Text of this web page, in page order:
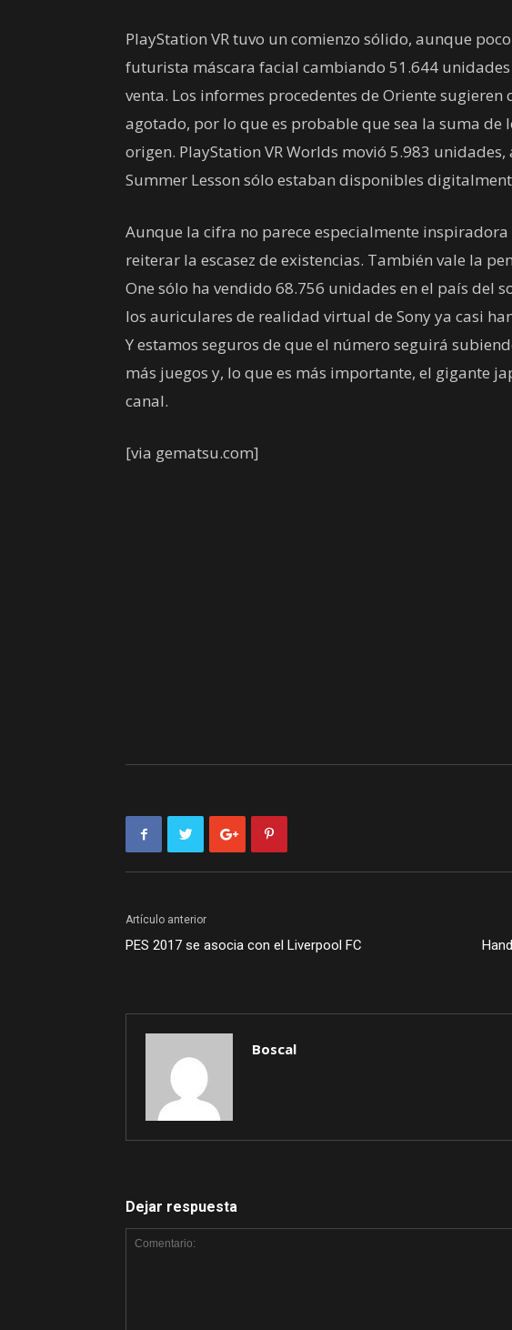
PlayStation VR tuvo un comienzo sólido, aunque
futurista máscara facial cambiando 51.644
venta. Los informes procedentes de Oriente
agotado, por lo que es probable que sea la suma de
origen. PlayStation VR Worlds movió 5.983
Summer Lesson sólo estaban disponibles
Aunque la cifra no parece especialmente
reiterar la escasez de existencias. También vale la
One sólo ha vendido 68.756 unidades en el país del
los auriculares de realidad virtual de Sony ya casi
Y estamos seguros de que el número seguirá
más juegos y, lo que es más importante, el gigante
canal.
[via gematsu.com]
Artículo anterior
PES 2017 se asocia con el Liverpool FC
Boscal
Dejar respuesta